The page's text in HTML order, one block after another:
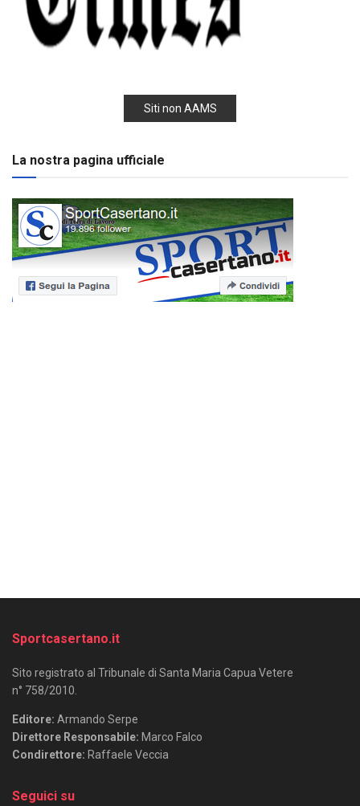
Siti non AAMS
La nostra pagina ufficiale
Sportcasertano.it
Sito registrato al Tribunale di Santa Maria Capua Vetere
n° 758/2010.
Editore: Armando Serpe
Direttore Responsabile: Marco Falco
Condirettore: Raffaele Veccia
Seguici su